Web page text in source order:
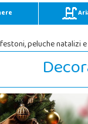
peluche natalizi